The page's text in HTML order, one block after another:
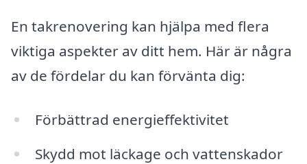
En takrenovering kan hjälpa med flera
viktiga aspekter av ditt hem. Här är några
av de fördelar du kan förvänta dig:
Förbättrad energieffektivitet
Skydd mot läckage och vattenskador